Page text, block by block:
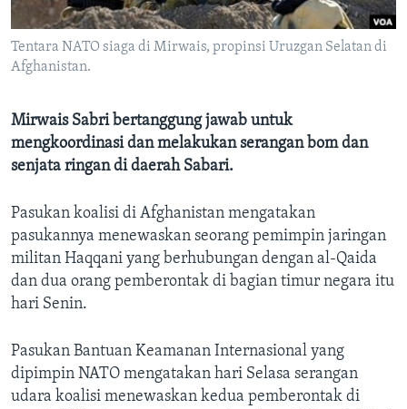
Tentara NATO siaga di Mirwais, propinsi Uruzgan Selatan di
Afghanistan.
Mirwais Sabri bertanggung jawab untuk
mengkoordinasi dan melakukan serangan bom dan
senjata ringan di daerah Sabari.
Pasukan koalisi di Afghanistan mengatakan
pasukannya menewaskan seorang pemimpin jaringan
militan Haqqani yang berhubungan dengan al-Qaida
dan dua orang pemberontak di bagian timur negara itu
hari Senin.
Pasukan Bantuan Keamanan Internasional yang
dipimpin NATO mengatakan hari Selasa serangan
udara koalisi menewaskan kedua pemberontak di